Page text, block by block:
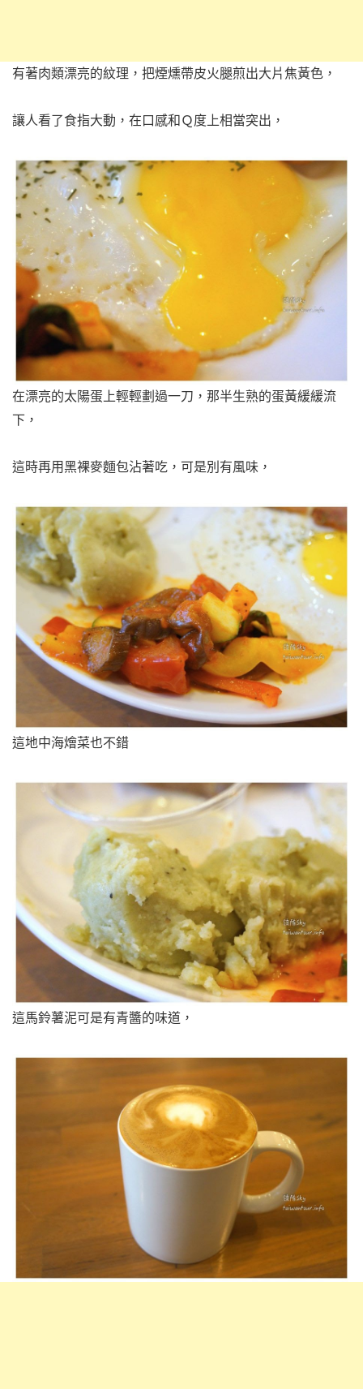
有著肉類漂亮的紋理，把煙燻帶皮火腿煎出大片焦黃色，
讓人看了食指大動，在口感和Ｑ度上相當突出，
在漂亮的太陽蛋上輕輕劃過一刀， 那半生熟的蛋黃緩緩流
下，
這時再用黑裸麥麵包沾著吃， 可是別有風味，
這地中海燴菜也不錯
這馬鈴薯泥可是有青醬的味道，